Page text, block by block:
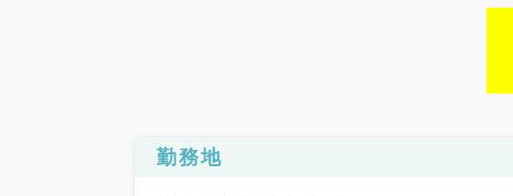
勤務地